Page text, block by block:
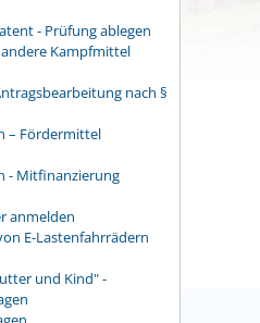
- Prüfung ablegen
Kampfmittel
nach §
– Fördermittel
- Mitfinanzierung
anmelden
E-Lastenfahrrädern
und Kind" -